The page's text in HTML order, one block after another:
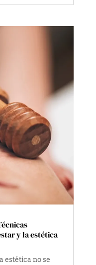
y la estética
estética no se